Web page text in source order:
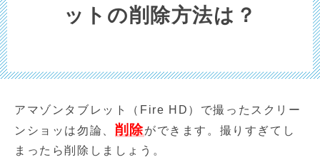
ットの削除方法は？
アマゾンタブレット（Fire HD）で撮ったスクリー
ンショッは勿論、 削除ができます。撮りすぎてし
まったら削除しましょう。